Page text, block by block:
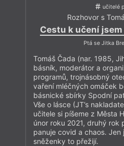
učitelé
Rozhovor s
Cestu k učení
Ptá se Jitka
Tomáš Čada (nar. 1985,
básník, moderátor a
programů, trojnásobný
vaření mléčných omáček
básnické sbírky Spodní
Vše o lásce (JT’s
učitele si píšeme z Města
únor roku 2021, druhý rok
panuje covid a chaos. Jen
sněženky to přežijí.